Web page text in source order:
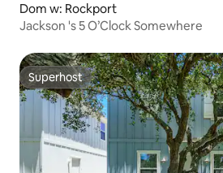
Dom w: Rockport
Jackson 's 5 O’Clock Somewhere
Superhost
Superhost